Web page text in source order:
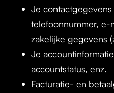
Je contactgegevens
telefoonnummer, e-
zakelijke gegevens
Je
accountstatus, enz.
Facturatie- en